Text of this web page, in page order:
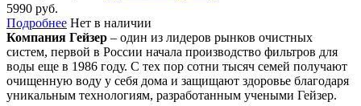
5990 руб.
Подробнее Нет в наличии
Компания Гейзер – один из лидеров рынков очистных
систем, первой в России начала производство фильтров для
воды еще в 1986 году. С тех пор сотни тысяч семей получают
очищенную воду у себя дома и защищают здоровье благодаря
уникальным технологиям, разработанным учеными Гейзер.